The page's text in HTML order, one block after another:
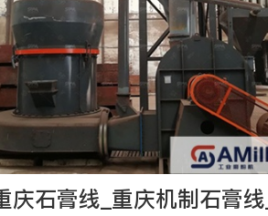
庆石膏线_重庆机制石膏